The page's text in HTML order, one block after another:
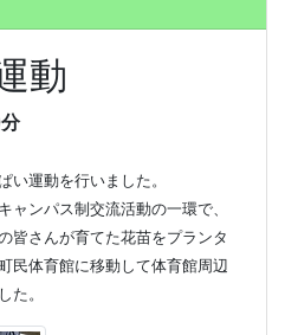
動
運動を行いました。
ンパス制交流活動の一環で、
皆さんが育てた花苗をプランタ
民体育館に移動して体育館周辺
た。